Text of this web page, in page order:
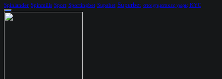
Spinlander Spinmills Sport Sportingbet Supabet Superbet στοιχηματικες χωρις KYC